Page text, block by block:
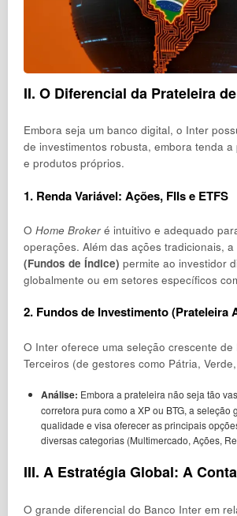
II. O Diferencial da Prateleira
Embora seja um banco digital, o Inter
de investimentos robusta, embora tenda
e produtos próprios.
1. Renda Variável: Ações, FIIs e ETFS
O Home Broker é intuitivo e adequado
operações. Além das ações tradicionais,
(Fundos de Índice) permite ao investidor
globalmente ou em setores específicos
2. Fundos de Investimento (Prateleira
O Inter oferece uma seleção crescente de
Terceiros (de gestores como Pátria,
Análise: Embora a prateleira não seja tão
corretora pura como a XP ou BTG, a seleção
qualidade e visa oferecer as principais
diversas categorias (Multimercado, Ações,
III. A Estratégia Global: A Conta
O grande diferencial do Banco Inter em